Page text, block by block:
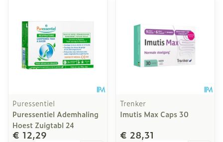
Puressentiel
Puressentiel Ademhaling
Hoest Zuigtabl 24
€ 12,29
Trenker
Imutis Max Caps 30
€ 28,31